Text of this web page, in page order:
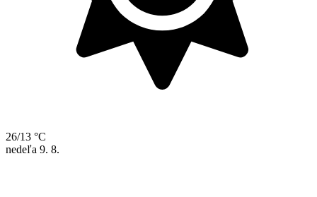
26/13 °C
nedeľa 9. 8.